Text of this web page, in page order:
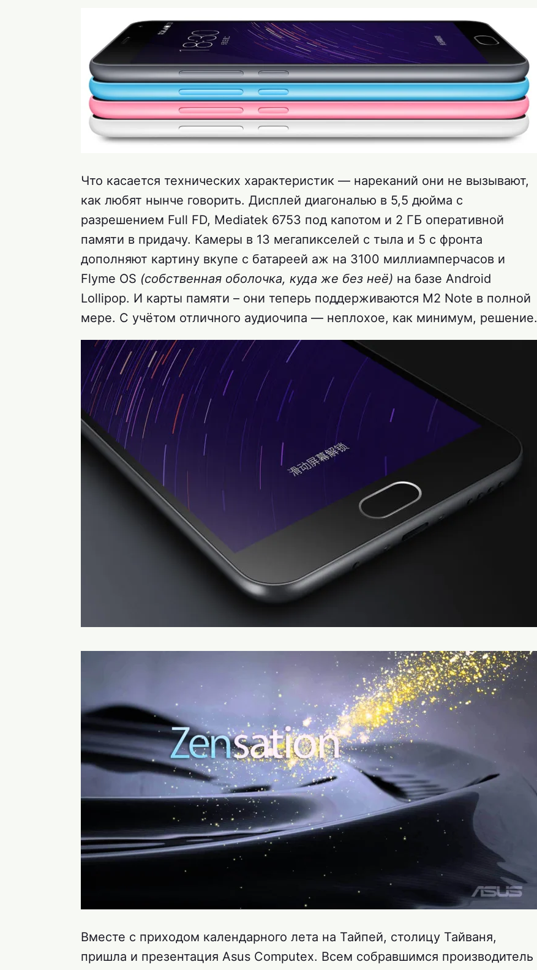
Что касается технических характеристик — нареканий они не вызывают,
как любят нынче говорить. Дисплей диагональю в 5,5 дюйма с
разрешением Full FD, Mediatek 6753 под капотом и 2 ГБ оперативной
памяти в придачу. Камеры в 13 мегапикселей с тыла и 5 с фронта
дополняют картину вкупе с батареей аж на 3100 миллиамперчасов и
Flyme OS (собственная оболочка, куда же без неё) на базе Android
Lollipop. И карты памяти – они теперь поддерживаются M2 Note в полной
мере. С учётом отличного аудиочипа — неплохое, как минимум, решение.
Вместе с приходом календарного лета на Тайпей, столицу Тайваня,
пришла и презентация Asus Computex. Всем собравшимся производитель